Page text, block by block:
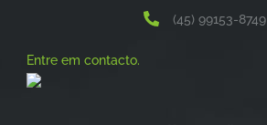
(45) 99153-8749
Entre em contacto.